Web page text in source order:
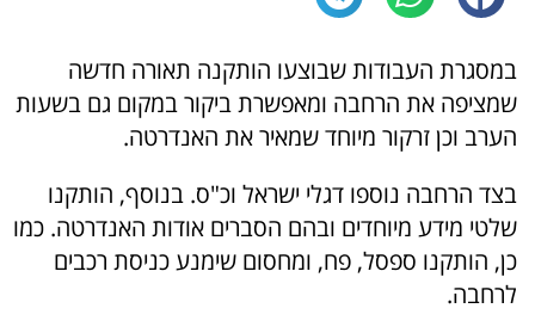
במסגרת העבודות שבוצעו הותקנה תאורה חדשה
שמציפה את הרחבה ומאפשרת ביקור במקום גם בשעות
הערב וכן זרקור מיוחד שמאיר את האנדרטה.
בצד הרחבה נוספו דגלי ישראל וכ"ס. בנוסף, הותקנו
שלטי מידע מיוחדים ובהם הסברים אודות האנדרטה. כמו
כן, הותקנו ספסל, פח, ומחסום שימנע כניסת רכבים
לרחבה.